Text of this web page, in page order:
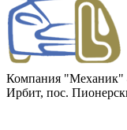
Компания "Механик"
Ирбит, пос.